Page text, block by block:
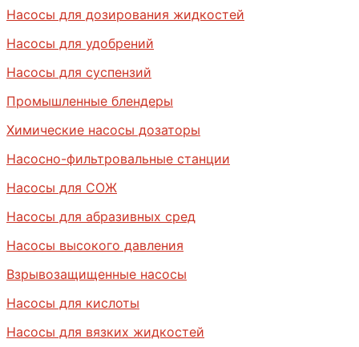
Насосы для дозирования жидкостей
Насосы для удобрений
Насосы для суспензий
Промышленные блендеры
Химические насосы дозаторы
Насосно-фильтровальные станции
Насосы для СОЖ
Насосы для абразивных сред
Насосы высокого давления
Взрывозащищенные насосы
Насосы для кислоты
Насосы для вязких жидкостей